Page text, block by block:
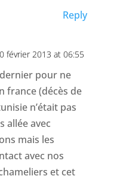
Reply
février 2013 at 06:55
pour ne
france (décès de
n’était pas
allée avec
mais les
avec nos
et cet